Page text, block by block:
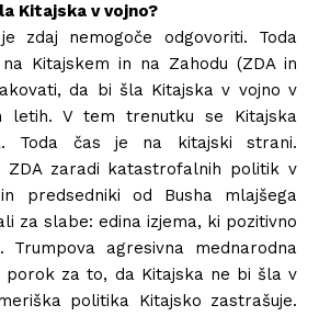
Kitajska v vojno?
zdaj nemogoče odgovoriti. Toda
Kitajskem in na Zahodu (ZDA in
da bi šla Kitajska v vojno v
letih. V tem trenutku se Kitajska
Toda čas je na kitajski strani.
ZDA zaradi katastrofalnih politik v
predsedniki od Busha mlajšega
za slabe: edina izjema, ki pozitivno
Trumpova agresivna mednarodna
porok za to, da Kitajska ne bi šla v
politika Kitajsko zastrašuje.